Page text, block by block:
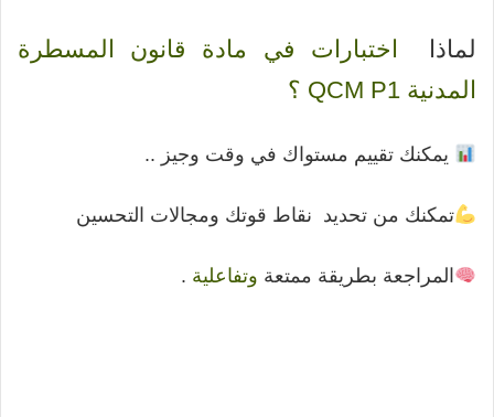
لماذا اختبارات في مادة قانون المسطرة
المدنية QCM P1 ؟
يمكنك تقييم مستواك في وقت وجيز ..
تمكنك من تحديد نقاط قوتك ومجالات التحسين
المراجعة بطريقة ممتعة وتفاعلية .